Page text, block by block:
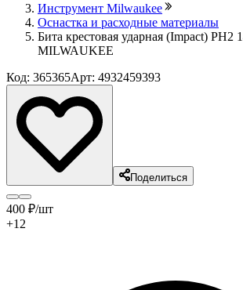
Инструмент Milwaukee
Оснастка и расходные материалы
Бита крестовая ударная (Impact) PH2
MILWAUKEE
Код: 365365Арт: 4932459393
Поделиться
400 ₽/шт
+12